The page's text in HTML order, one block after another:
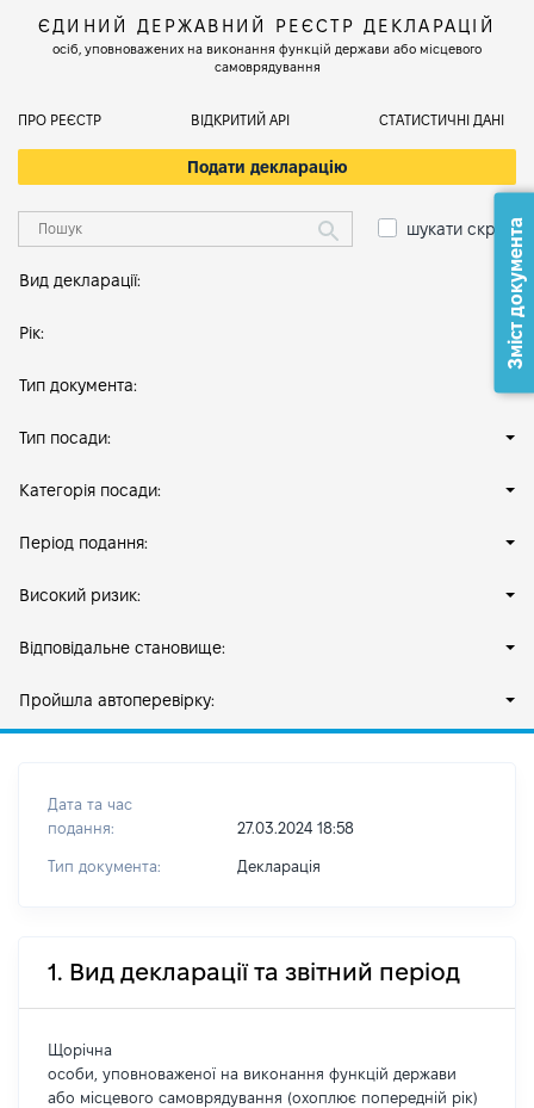
ЄДИНИЙ ДЕРЖАВНИЙ РЕЄСТР ДЕКЛАРАЦІЙ
осіб, уповноважених на виконання функцій держави або місцевого
самоврядування
ПРО РЕЄСТР ВІДКРИТИЙ АРІ СТАТИСТИЧНІ ДАНІ
Подати декларацію
шукати скрізь
Вид декларації:
Рік:
Тип документа:
Тип посади:
Категорія посади:
Період подання:
Високий ризик:
Відповідальне становище:
Пройшла автоперевірку:
Дата та час
подання:
27.03.2024 18:58
Тип документа: Декларація
1. Вид декларації та звітний період
Щорічна
особи, уповноваженої на виконання функцій держави
або місцевого самоврядування (охоплює попередній рік)
Зміст документа